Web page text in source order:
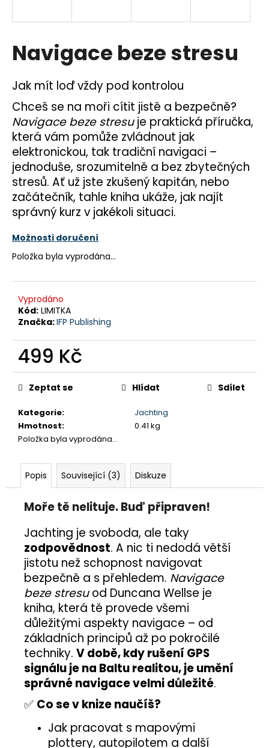
Navigace beze stresu
Jak mít loď vždy pod kontrolou
Chceš se na moři cítit jistě a bezpečně?
Navigace beze stresuje praktická příručka,
která vám pomůže zvládnout jak
elektronickou, tak tradiční navigaci –
jednoduše, srozumitelně a bez zbytečných
stresů. Ať už jste zkušený kapitán, nebo
začátečník, tahle kniha ukáže, jak najít
správný kurz v jakékoli situaci.
Možnosti doručení
Položka byla vyprodána…
Vyprodáno
Kód: LIMITKA
Značka:IFP Publishing
499 Kč
Měrná
cena:
Kategorie:
Jachting
Hmotnost:
0.41 kg
Položka byla vyprodána…
Zeptat se Hlídat Sdílet
Popis Související (3) Diskuze
Moře tě nelituje. Buď připraven!
Jachting je svoboda, ale taky
zodpovědnost. A nic ti nedodá větší
jistotu než schopnost navigovat
bezpečně a s přehledem. Navigace
beze stresuod Duncana Wellse je
kniha, která tě provede všemi
důležitými aspekty navigace – od
základních principů až po pokročilé
techniky. V době, kdy rušení GPS
signálu je na Baltu realitou, je umění
správné navigace velmi důležité.
✅ Co se v knize naučíš?
Jak pracovat s mapovými
plottery, autopilotem a další
í
t
?
HLEDAT
D
o
p
o
r
u
u
e
m
e
PRŮVODCE
SVĚTEM
PLASTIKOVÉHO
MODELÁŘE
DIORÁMY
VINĚTY